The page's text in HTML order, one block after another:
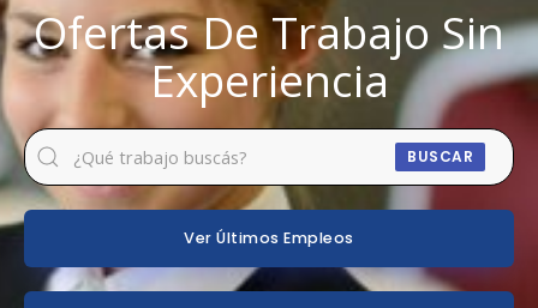
Ofertas De Trabajo Sin
Experiencia
BUSCAR
Ver Últimos Empleos